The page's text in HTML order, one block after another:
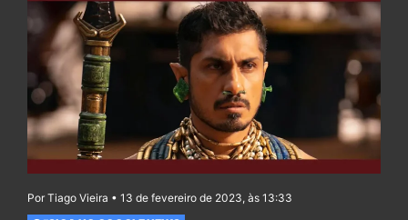
Por Tiago Vieira • 13 de fevereiro de 2023, às 13:33